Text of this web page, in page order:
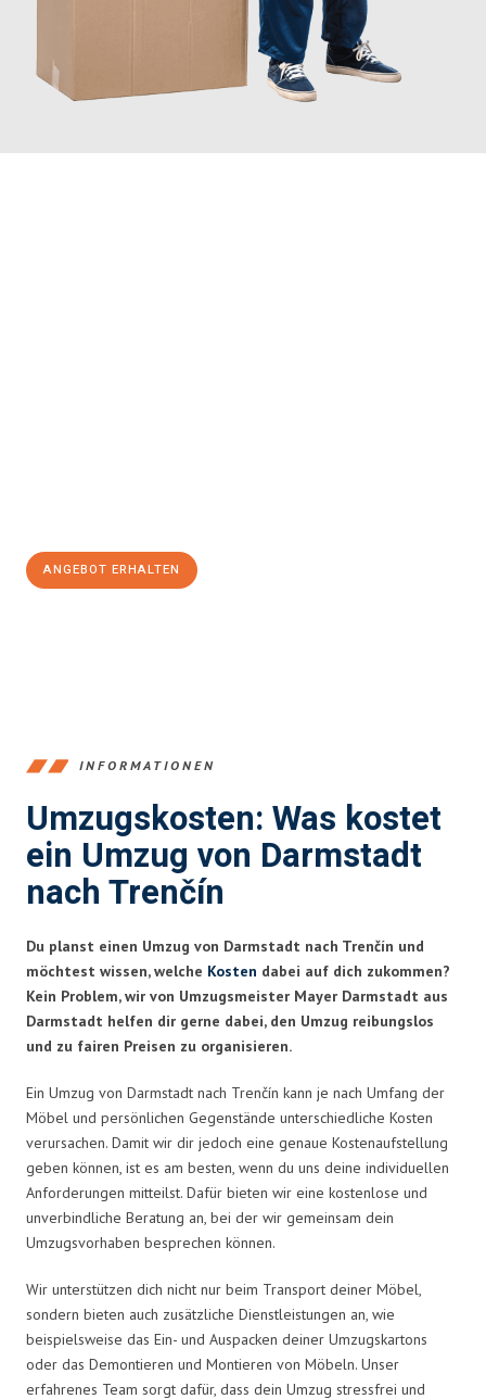
ANGEBOT ERHALTEN
INFORMATIONEN
Umzugskosten: Was kostet
ein Umzug von Darmstadt
nach Trenčín
Du planst einen Umzug von Darmstadt nach Trenčín und
möchtest wissen, welche Kosten dabei auf dich zukommen?
Kein Problem, wir von Umzugsmeister Mayer Darmstadt aus
Darmstadt helfen dir gerne dabei, den Umzug reibungslos
und zu fairen Preisen zu organisieren.
Ein Umzug von Darmstadt nach Trenčín kann je nach Umfang der
Möbel und persönlichen Gegenstände unterschiedliche Kosten
verursachen. Damit wir dir jedoch eine genaue Kostenaufstellung
geben können, ist es am besten, wenn du uns deine individuellen
Anforderungen mitteilst. Dafür bieten wir eine kostenlose und
unverbindliche Beratung an, bei der wir gemeinsam dein
Umzugsvorhaben besprechen können.
Wir unterstützen dich nicht nur beim Transport deiner Möbel,
sondern bieten auch zusätzliche Dienstleistungen an, wie
beispielsweise das Ein- und Auspacken deiner Umzugskartons
oder das Demontieren und Montieren von Möbeln. Unser
erfahrenes Team sorgt dafür, dass dein Umzug stressfrei und